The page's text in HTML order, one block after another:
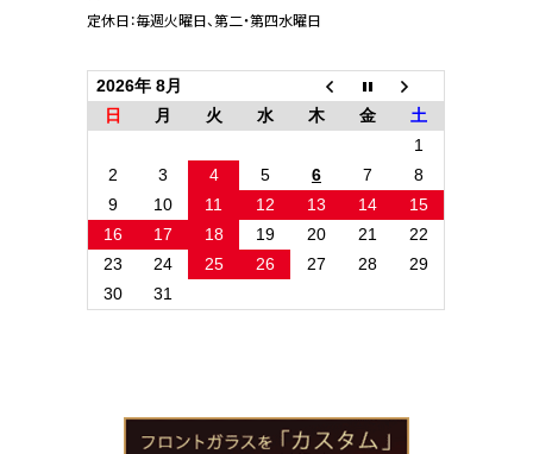
定休日：毎週火曜日、第二・第四水曜日
2026年 8月
日
月 火 水 木 金
土
1
2
3 4 5 6 7
8
9
10 11 12 13 14
15
16
17 18 19 20 21
22
23
24 25 26 27 28
29
30
31